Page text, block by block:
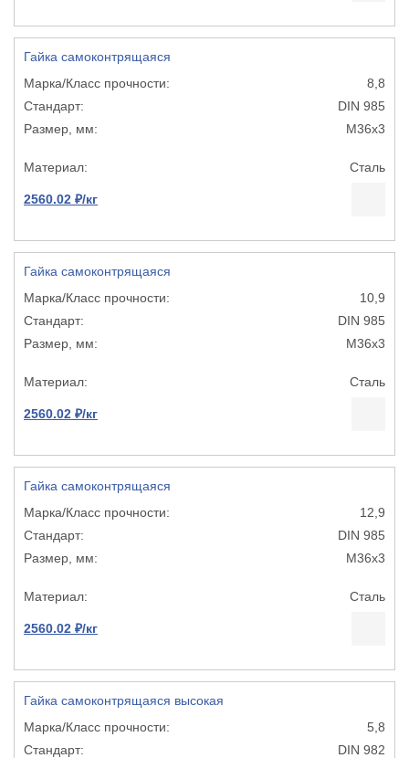
Гайка самоконтрящаяся
8,8
DIN 985
М36х3
Сталь
2560.02 ₽/кг
Гайка самоконтрящаяся
10,9
DIN 985
М36х3
Сталь
2560.02 ₽/кг
Гайка самоконтрящаяся
12,9
DIN 985
М36х3
Сталь
2560.02 ₽/кг
Гайка самоконтрящаяся высокая
5,8
DIN 982